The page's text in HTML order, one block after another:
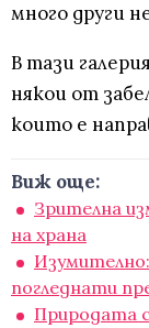
много други
В тази
някои от
които е
Виж още:
Зрителна
на храна
погледнати
Природата